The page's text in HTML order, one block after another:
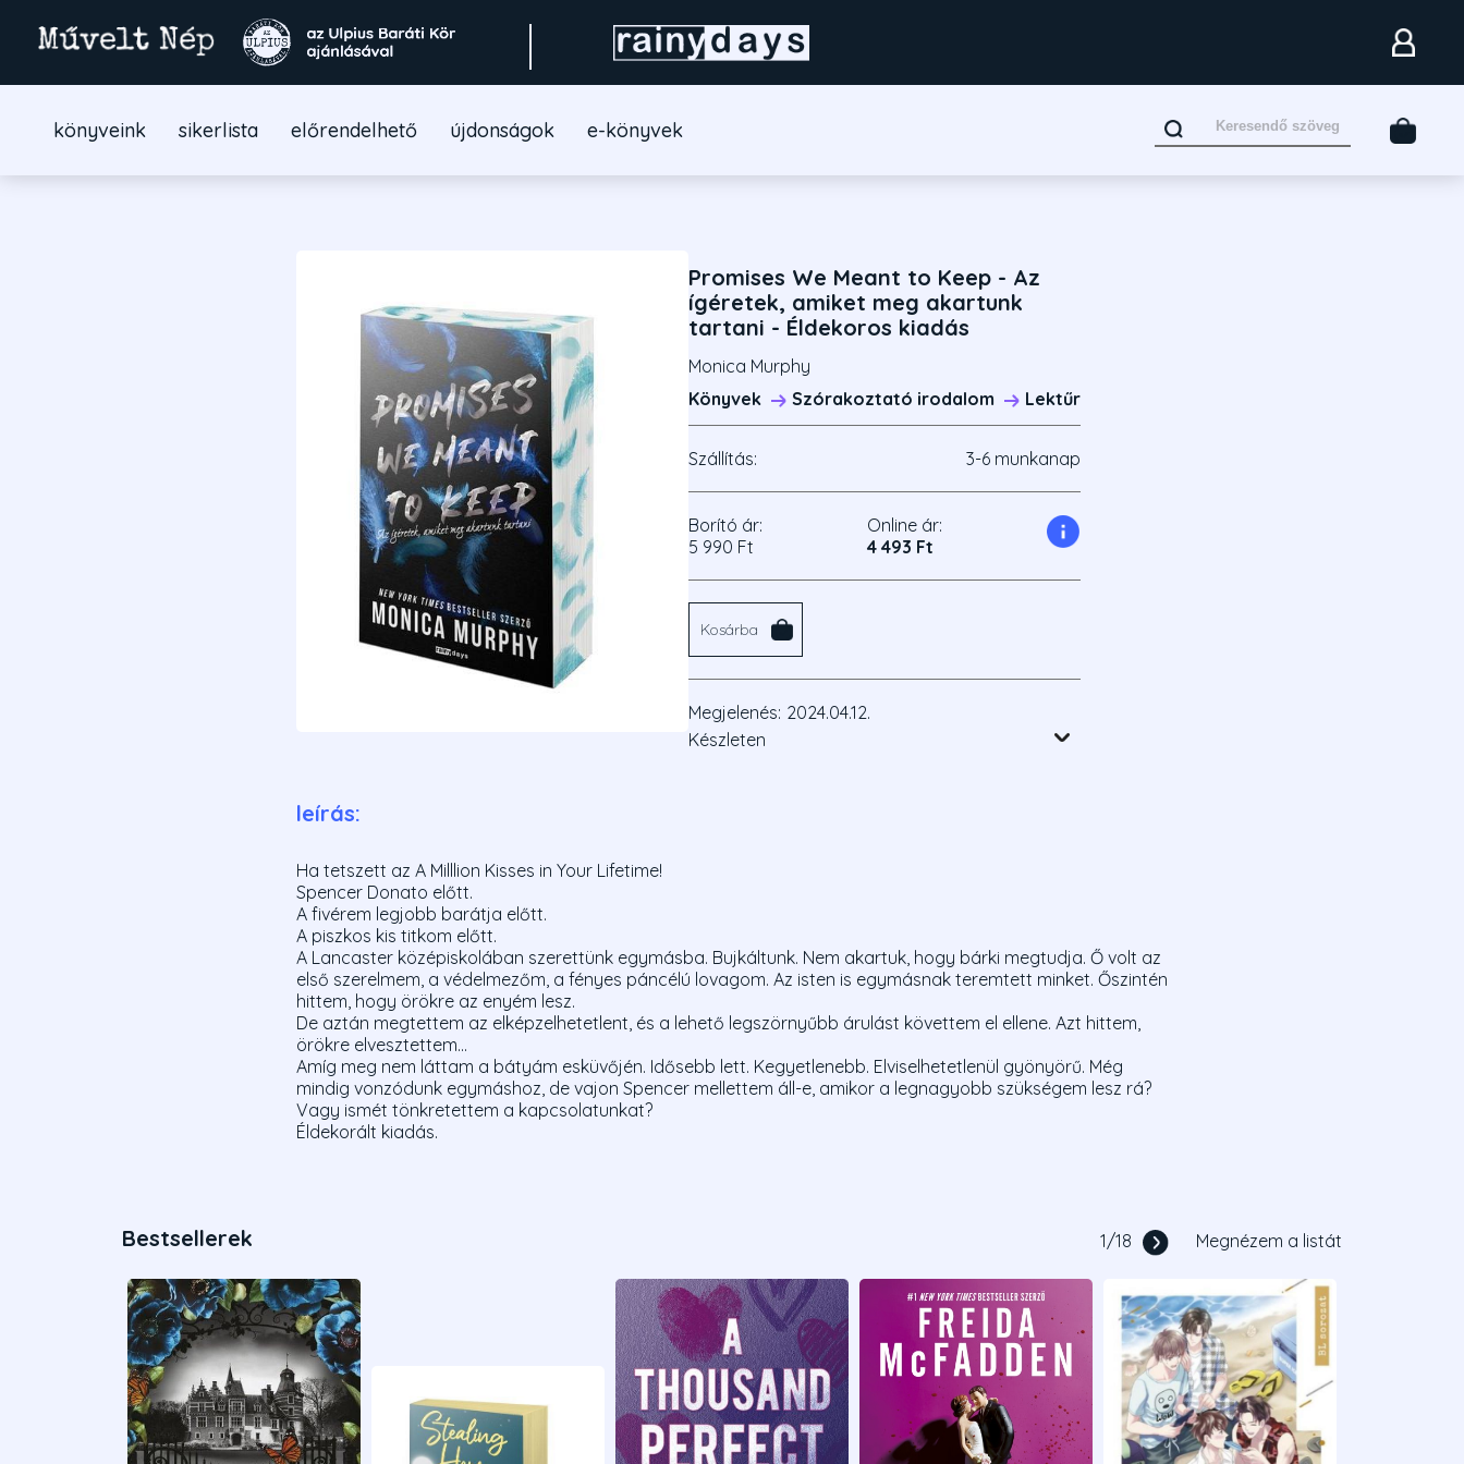
könyveink sikerlista előrendelhető újdonságok e-könyvek
Promises We Meant to Keep - Az
ígéretek, amiket meg akartunk
tartani - Éldekoros kiadás
Monica Murphy
Könyvek
Szórakoztató irodalom Lektűr
Szállítás: 3-6 munkanap
Borító ár:
5 990 Ft
Online ár:
4 493 Ft
Kosárba
Megjelenés: 2024.04.12.
Készleten
leírás:
Ha tetszett az A Milllion Kisses in Your Lifetime!
Spencer Donato előtt.
A fivérem legjobb barátja előtt.
A piszkos kis titkom előtt.
A Lancaster középiskolában szerettünk egymásba. Bujkáltunk. Nem akartuk, hogy bárki megtudja. Ő volt az
első szerelmem, a védelmezőm, a fényes páncélú lovagom. Az isten is egymásnak teremtett minket. Őszintén
hittem, hogy örökre az enyém lesz.
De aztán megtettem az elképzelhetetlent, és a lehető legszörnyűbb árulást követtem el ellene. Azt hittem,
örökre elvesztettem...
Amíg meg nem láttam a bátyám esküvőjén. Idősebb lett. Kegyetlenebb. Elviselhetetlenül gyönyörű. Még
mindig vonzódunk egymáshoz, de vajon Spencer mellettem áll-e, amikor a legnagyobb szükségem lesz rá?
Vagy ismét tönkretettem a kapcsolatunkat?
Éldekorált kiadás.
Bestsellerek 1/18 Megnézem a listát